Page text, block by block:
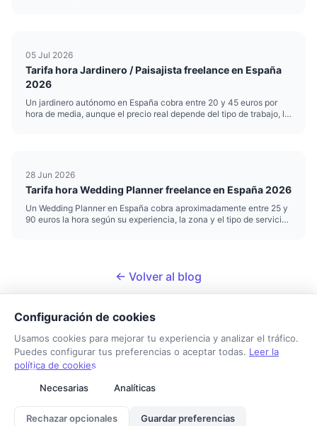
05 Jul 2026
Tarifa hora Jardinero / Paisajista freelance en España
2026
Un jardinero autónomo en España cobra entre 20 y 45 euros por
hora de media, aunque el precio real depende del tipo de trabajo, la
28 Jun 2026
Tarifa hora Wedding Planner freelance en España 2026
Un Wedding Planner en España cobra aproximadamente entre 25 y
90 euros la hora según su experiencia, la zona y el tipo de servicio.
← Volver al blog
Tarifa Autónomo
Contacto
Configuración de cookies
Usamos cookies para mejorar tu experiencia y analizar el tráfico.
Puedes configurar tus preferencias o aceptar todas. Leer la
política de cookies
Necesarias
Analíticas
Rechazar opcionales Guardar preferencias